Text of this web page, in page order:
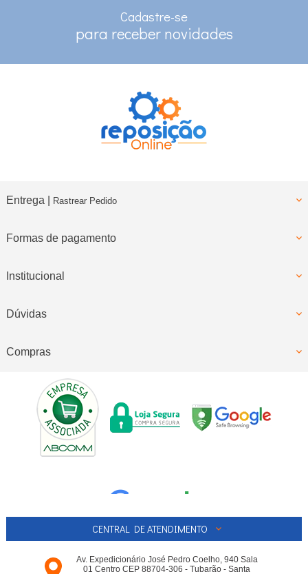
RASTREAMENTO
Cadastre-se
para receber novidades
Entrega | Rastrear Pedido
Formas de pagamento
Institucional
Dúvidas
Compras
CENTRAL DE ATENDIMENTO
Av. Expedicionário José Pedro Coelho, 940 Sala
01 Centro CEP 88704-306 - Tubarão - Santa